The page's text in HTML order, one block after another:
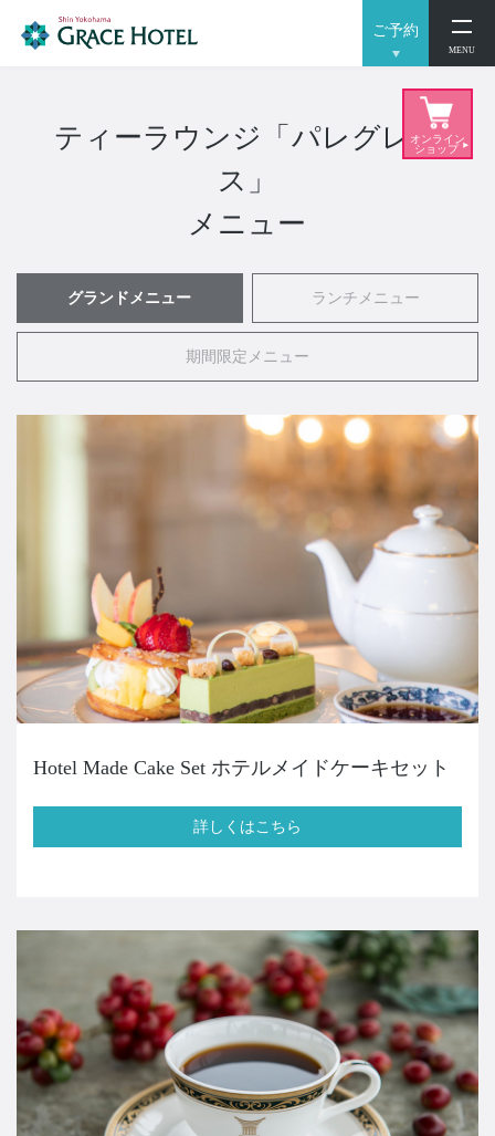
ご予約
MENU
ティーラウンジ「パレグレイ
ス」
メニュー
グランドメニュー ランチメニュー
期間限定メニュー
Hotel Made Cake Set ホテルメイドケーキセット
詳しくはこちら
お問い合わせ / ご予約
日本料理「ぎん」
045-474-5861
受付時間：11:00 ～ 20:00
詳しくはこちら
ご予約
ティーラウンジ「パレグレイス」
045-474-9511
受付時間：
詳しくはこちら
お問い合わせフォーム
閉じる